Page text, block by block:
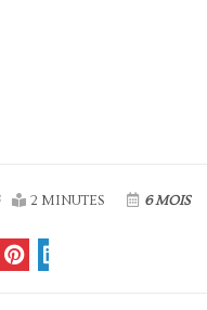
2 MINUTES 6 MOIS